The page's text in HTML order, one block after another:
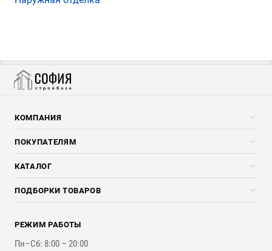
КОМПАНИЯ
Компания
Услуги
ПОКУПАТЕЛЯМ
Скидки стройкомпаниям
Доставка и разгрузка
Оплата и Возврат
Наши работы
КАТАЛОГ
Погонажные изделия
Брикеты, Дрова, Стружка
Стройматериалы
Инструменты
ПОДБОРКИ ТОВАРОВ
Для бутерброда стены
Для наружной отделки
РЕЖИМ РАБОТЫ
Пн–Сб: 8:00 – 20:00